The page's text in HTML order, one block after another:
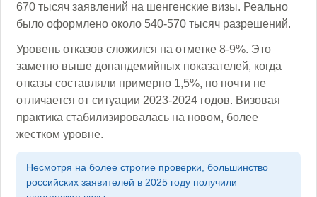
670 тысяч заявлений на шенгенские визы. Реально
было оформлено около 540-570 тысяч разрешений.
Уровень отказов сложился на отметке 8-9%. Это
заметно выше допандемийных показателей, когда
отказы составляли примерно 1,5%, но почти не
отличается от ситуации 2023-2024 годов. Визовая
практика стабилизировалась на новом, более
жестком уровне.
Несмотря на более строгие проверки, большинство
российских заявителей в 2025 году получили